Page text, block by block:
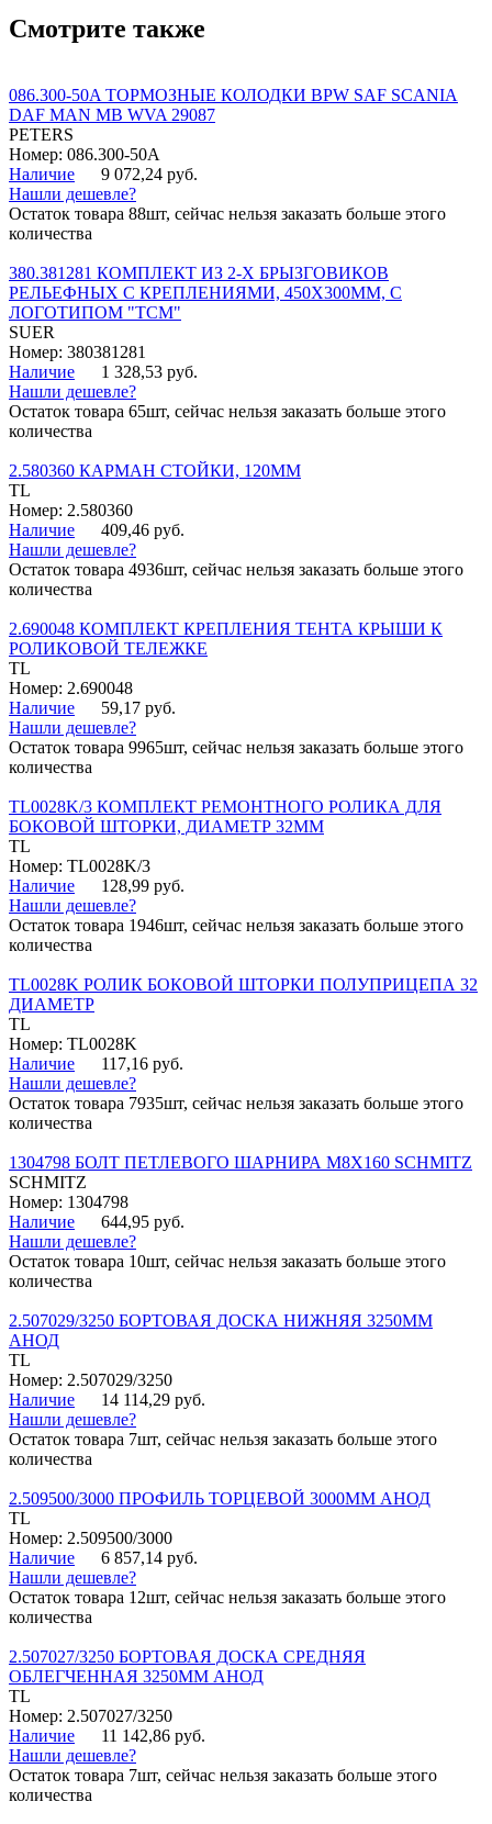
Смотрите также
086.300-50A ТОРМОЗНЫЕ КОЛОДКИ BPW SAF SCANIA
DAF MAN MB WVA 29087
PETERS
Номер: 086.300-50A
Наличие
9 072,24 руб.
Нашли дешевле?
Остаток товара 88шт, сейчас нельзя заказать больше этого
количества
380.381281 КОМПЛЕКТ ИЗ 2-Х БРЫЗГОВИКОВ
РЕЛЬЕФНЫХ С КРЕПЛЕНИЯМИ, 450Х300ММ, С
ЛОГОТИПОМ "ТСМ"
SUER
Номер: 380381281
Наличие
1 328,53 руб.
Нашли дешевле?
Остаток товара 65шт, сейчас нельзя заказать больше этого
количества
2.580360 КАРМАН СТОЙКИ, 120ММ
TL
Номер: 2.580360
Наличие
409,46 руб.
Нашли дешевле?
Остаток товара 4936шт, сейчас нельзя заказать больше этого
количества
2.690048 КОМПЛЕКТ КРЕПЛЕНИЯ ТЕНТА КРЫШИ К
РОЛИКОВОЙ ТЕЛЕЖКЕ
TL
Номер: 2.690048
Наличие
59,17 руб.
Нашли дешевле?
Остаток товара 9965шт, сейчас нельзя заказать больше этого
количества
TL0028K/3 КОМПЛЕКТ РЕМОНТНОГО РОЛИКА ДЛЯ
БОКОВОЙ ШТОРКИ, ДИАМЕТР 32ММ
TL
Номер: TL0028K/3
Наличие
128,99 руб.
Нашли дешевле?
Остаток товара 1946шт, сейчас нельзя заказать больше этого
количества
TL0028K РОЛИК БОКОВОЙ ШТОРКИ ПОЛУПРИЦЕПА 32
ДИАМЕТР
TL
Номер: TL0028K
Наличие
117,16 руб.
Нашли дешевле?
Остаток товара 7935шт, сейчас нельзя заказать больше этого
количества
1304798 БОЛТ ПЕТЛЕВОГО ШАРНИРА М8Х160 SCHMITZ
SCHMITZ
Номер: 1304798
Наличие
644,95 руб.
Нашли дешевле?
Остаток товара 10шт, сейчас нельзя заказать больше этого
количества
2.507029/3250 БОРТОВАЯ ДОСКА НИЖНЯЯ 3250ММ
АНОД
TL
Номер: 2.507029/3250
Наличие
14 114,29 руб.
Нашли дешевле?
Остаток товара 7шт, сейчас нельзя заказать больше этого
количества
2.509500/3000 ПРОФИЛЬ ТОРЦЕВОЙ 3000ММ АНОД
TL
Номер: 2.509500/3000
Наличие
6 857,14 руб.
Нашли дешевле?
Остаток товара 12шт, сейчас нельзя заказать больше этого
количества
2.507027/3250 БОРТОВАЯ ДОСКА СРЕДНЯЯ
ОБЛЕГЧЕННАЯ 3250ММ АНОД
TL
Номер: 2.507027/3250
Наличие
11 142,86 руб.
Нашли дешевле?
Остаток товара 7шт, сейчас нельзя заказать больше этого
количества